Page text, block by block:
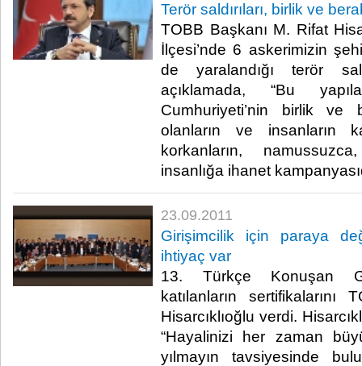
Terör saldırıları, birlik ve
TOBB Başkanı M. Rifat
İlçesi’nde 6 askerimizin
de yaralandığı terör
açıklamada, “Bu
Cumhuriyeti’nin birlik ve
olanların ve insanların
korkanların,
insanlığa ihanet
23.09.2011
Girişimcilik için paraya
ihtiyaç var
13. Türkçe Konuşan
katılanların
Hisarcıklıoğlu verdi.
“Hayalinizi her zaman
yılmayın tavsiyesinde